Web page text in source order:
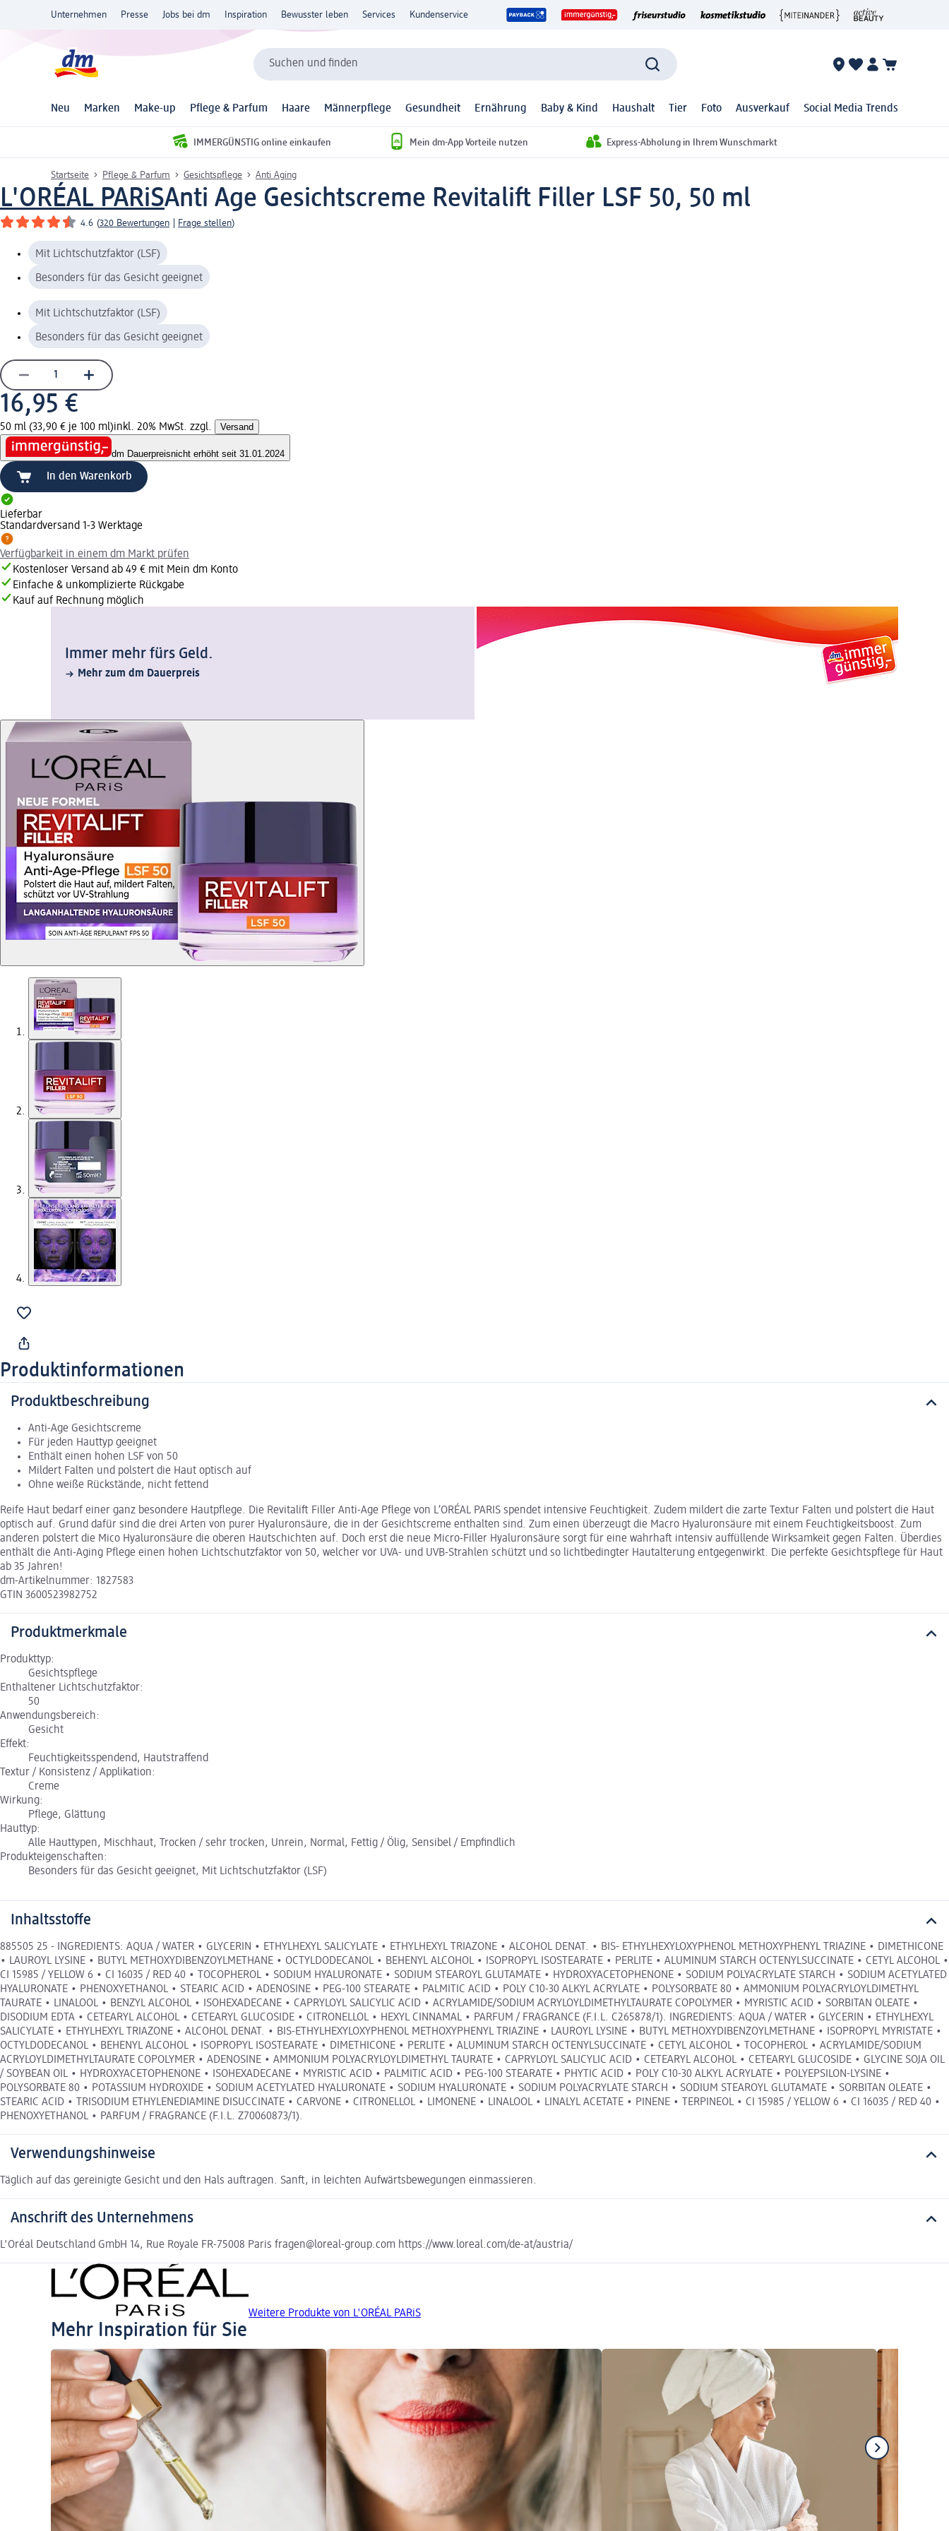
Unternehmen Presse Jobs bei dm Inspiration Bewusster leben Services Kundenservice
Suchen und finden
Neu Marken Make-up Pflege & Parfum Haare Männerpflege Gesundheit Ernährung Baby & Kind Haushalt Tier Foto Ausverkauf Social Media Trends
IMMERGÜNSTIG online einkaufen Mein dm-App Vorteile nutzen Express-Abholung in Ihrem Wunschmarkt
Startseite Pflege & Parfum Gesichtspflege Anti Aging
L'ORÉAL PARiSAnti Age Gesichtscreme Revitalift Filler LSF 50, 50 ml
4.6 (320 Bewertungen Frage stellen)
Mit Lichtschutzfaktor (LSF)
Besonders für das Gesicht geeignet
Mit Lichtschutzfaktor (LSF)
Besonders für das Gesicht geeignet
16,95 €
50 ml (33,90 € je 100 ml)inkl. 20% MwSt. zzgl. Versand
dm Dauerpreisnicht erhöht seit 31.01.2024
In den Warenkorb
Lieferbar
Standardversand 1-3 Werktage
Verfügbarkeit in einem dm Markt prüfen
Kostenloser Versand ab 49 € mit Mein dm Konto
Einfache & unkomplizierte Rückgabe
Kauf auf Rechnung möglich
Immer mehr fürs Geld.
Mehr zum dm Dauerpreis
Produktinformationen
Produktbeschreibung
Anti-Age Gesichtscreme
Für jeden Hauttyp geeignet
Enthält einen hohen LSF von 50
Mildert Falten und polstert die Haut optisch auf
Ohne weiße Rückstände, nicht fettend
Reife Haut bedarf einer ganz besondere Hautpflege. Die Revitalift Filler Anti-Age Pflege von L’ORÉAL PARIS spendet intensive Feuchtigkeit. Zudem mildert die zarte Textur Falten und polstert die Haut
optisch auf. Grund dafür sind die drei Arten von purer Hyaluronsäure, die in der Gesichtscreme enthalten sind. Zum einen überzeugt die Macro Hyaluronsäure mit einem Feuchtigkeitsboost. Zum
anderen polstert die Mico Hyaluronsäure die oberen Hautschichten auf. Doch erst die neue Micro-Filler Hyaluronsäure sorgt für eine wahrhaft intensiv auffüllende Wirksamkeit gegen Falten. Überdies
enthält die Anti-Aging Pflege einen hohen Lichtschutzfaktor von 50, welcher vor UVA- und UVB-Strahlen schützt und so lichtbedingter Hautalterung entgegenwirkt. Die perfekte Gesichtspflege für Haut
ab 35 Jahren!
dm-Artikelnummer: 1827583
GTIN 3600523982752
Produktmerkmale
Produkttyp:
Gesichtspflege
Enthaltener Lichtschutzfaktor:
50
Anwendungsbereich:
Gesicht
Effekt:
Feuchtigkeitsspendend, Hautstraffend
Textur / Konsistenz / Applikation:
Creme
Wirkung:
Pflege, Glättung
Hauttyp:
Alle Hauttypen, Mischhaut, Trocken / sehr trocken, Unrein, Normal, Fettig / Ölig, Sensibel / Empfindlich
Produkteigenschaften:
Besonders für das Gesicht geeignet, Mit Lichtschutzfaktor (LSF)
Inhaltsstoffe
885505 25 - INGREDIENTS: AQUA / WATER • GLYCERIN • ETHYLHEXYL SALICYLATE • ETHYLHEXYL TRIAZONE • ALCOHOL DENAT. • BIS- ETHYLHEXYLOXYPHENOL METHOXYPHENYL TRIAZINE • DIMETHICONE
• LAUROYL LYSINE • BUTYL METHOXYDIBENZOYLMETHANE • OCTYLDODECANOL • BEHENYL ALCOHOL • ISOPROPYL ISOSTEARATE • PERLITE • ALUMINUM STARCH OCTENYLSUCCINATE • CETYL ALCOHOL •
CI 15985 / YELLOW 6 • CI 16035 / RED 40 • TOCOPHEROL • SODIUM HYALURONATE • SODIUM STEAROYL GLUTAMATE • HYDROXYACETOPHENONE • SODIUM POLYACRYLATE STARCH • SODIUM ACETYLATED
HYALURONATE • PHENOXYETHANOL • STEARIC ACID • ADENOSINE • PEG-100 STEARATE • PALMITIC ACID • POLY C10-30 ALKYL ACRYLATE • POLYSORBATE 80 • AMMONIUM POLYACRYLOYLDIMETHYL
TAURATE • LINALOOL • BENZYL ALCOHOL • ISOHEXADECANE • CAPRYLOYL SALICYLIC ACID • ACRYLAMIDE/SODIUM ACRYLOYLDIMETHYLTAURATE COPOLYMER • MYRISTIC ACID • SORBITAN OLEATE •
DISODIUM EDTA • CETEARYL ALCOHOL • CETEARYL GLUCOSIDE • CITRONELLOL • HEXYL CINNAMAL • PARFUM / FRAGRANCE (F.I.L. C265878/1). INGREDIENTS: AQUA / WATER • GLYCERIN • ETHYLHEXYL
SALICYLATE • ETHYLHEXYL TRIAZONE • ALCOHOL DENAT. • BIS-ETHYLHEXYLOXYPHENOL METHOXYPHENYL TRIAZINE • LAUROYL LYSINE • BUTYL METHOXYDIBENZOYLMETHANE • ISOPROPYL MYRISTATE •
OCTYLDODECANOL • BEHENYL ALCOHOL • ISOPROPYL ISOSTEARATE • DIMETHICONE • PERLITE • ALUMINUM STARCH OCTENYLSUCCINATE • CETYL ALCOHOL • TOCOPHEROL • ACRYLAMIDE/SODIUM
ACRYLOYLDIMETHYLTAURATE COPOLYMER • ADENOSINE • AMMONIUM POLYACRYLOYLDIMETHYL TAURATE • CAPRYLOYL SALICYLIC ACID • CETEARYL ALCOHOL • CETEARYL GLUCOSIDE • GLYCINE SOJA OIL
/ SOYBEAN OIL • HYDROXYACETOPHENONE • ISOHEXADECANE • MYRISTIC ACID • PALMITIC ACID • PEG-100 STEARATE • PHYTIC ACID • POLY C10-30 ALKYL ACRYLATE • POLYEPSILON-LYSINE •
POLYSORBATE 80 • POTASSIUM HYDROXIDE • SODIUM ACETYLATED HYALURONATE • SODIUM HYALURONATE • SODIUM POLYACRYLATE STARCH • SODIUM STEAROYL GLUTAMATE • SORBITAN OLEATE •
STEARIC ACID • TRISODIUM ETHYLENEDIAMINE DISUCCINATE • CARVONE • CITRONELLOL • LIMONENE • LINALOOL • LINALYL ACETATE • PINENE • TERPINEOL • CI 15985 / YELLOW 6 • CI 16035 / RED 40 •
PHENOXYETHANOL • PARFUM / FRAGRANCE (F.I.L. Z70060873/1).
Verwendungshinweise
Täglich auf das gereinigte Gesicht und den Hals auftragen. Sanft, in leichten Aufwärtsbewegungen einmassieren.
Anschrift des Unternehmens
L'Oréal Deutschland GmbH 14, Rue Royale FR-75008 Paris fragen@loreal-group.com https://www.loreal.com/de-at/austria/
Weitere Produkte von L'ORÉAL PARiS
Mehr Inspiration für Sie